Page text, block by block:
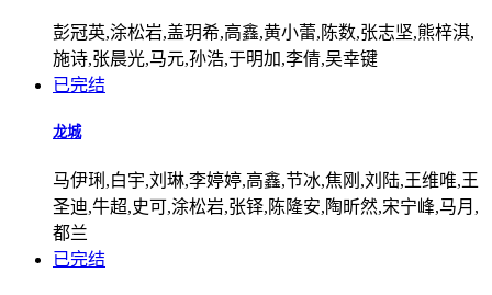
彭冠英,涂松岩,盖玥希,高鑫,黄小蕾,陈数,张志坚,熊梓淇,
施诗,张晨光,马元,孙浩,于明加,李倩,吴幸键
已完结
龙城
马伊琍,白宇,刘琳,李婷婷,高鑫,节冰,焦刚,刘陆,王维唯,王
圣迪,牛超,史可,涂松岩,张铎,陈隆安,陶昕然,宋宁峰,马月,
都兰
已完结